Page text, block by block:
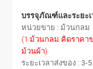
บรรจุภัณฑ์และระยะเ
หน่วยขาย : ม้วนกลม
(1 ม้วนกลม คิดราคา
ม้วนผ้า)
ระยะเวลาส่งของ :